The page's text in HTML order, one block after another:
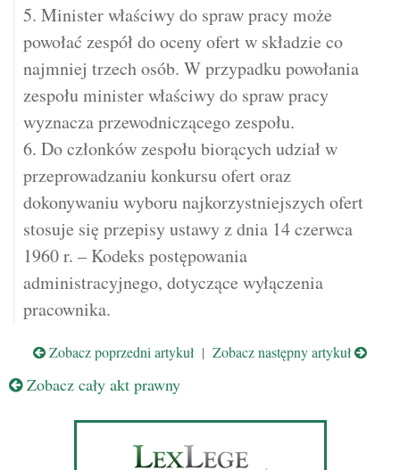
5. Minister właściwy do spraw pracy może
powołać zespół do oceny ofert w składzie co
najmniej trzech osób. W przypadku powołania
zespołu minister właściwy do spraw pracy
wyznacza przewodniczącego zespołu.
6. Do członków zespołu biorących udział w
przeprowadzaniu konkursu ofert oraz
dokonywaniu wyboru najkorzystniejszych ofert
stosuje się przepisy ustawy z dnia 14 czerwca
1960 r. – Kodeks postępowania
administracyjnego, dotyczące wyłączenia
pracownika.
Zobacz poprzedni artykuł | Zobacz następny artykuł
Zobacz cały akt prawny